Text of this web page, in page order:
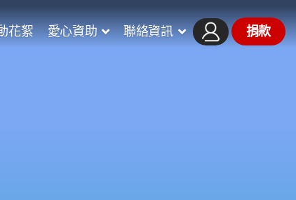
花絮 愛心資助 聯絡資訊 捐款